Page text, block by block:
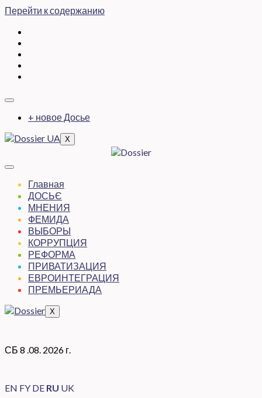
Перейти к содержанию
+ новое Досье
X
Главная
ДОСЬЄ
МНЕНИЯ
ФЕМИДА
ВЫБОРЫ
КОРРУПЦИЯ
РЕФОРМА
ПРИВАТИЗАЦИЯ
ЕВРОИНТЕГРАЦИЯ
ПРЕМЬЕРИАДА
X
СБ 8 .08. 2026 г.
EN FY DE RU UK